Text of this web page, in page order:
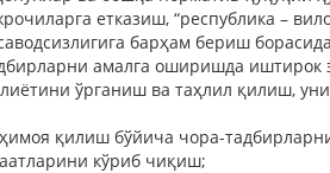
етказиш, “республика –
барҳам бериш
амалга оширишда иштирок
ўрганиш ва таҳлил қилиш,
қилиш бўйича чора-
кўриб чиқиш;